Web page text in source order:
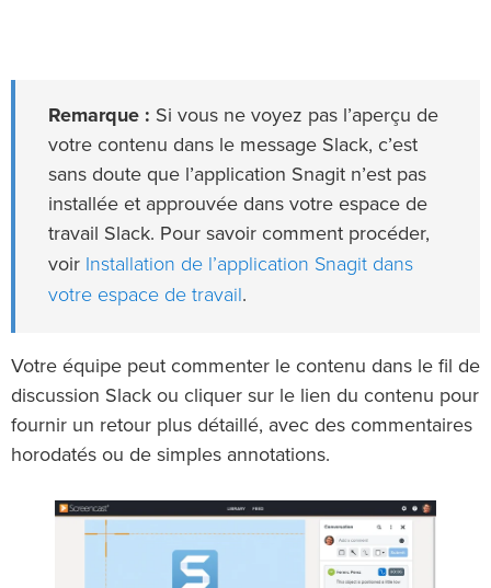
Remarque : Si vous ne voyez pas l’aperçu de
votre contenu dans le message Slack, c’est
sans doute que l’application Snagit n’est pas
installée et approuvée dans votre espace de
travail Slack. Pour savoir comment procéder,
voir Installation de l’application Snagit dans
votre espace de travail.
Votre équipe peut commenter le contenu dans le fil de
discussion Slack ou cliquer sur le lien du contenu pour
fournir un retour plus détaillé, avec des commentaires
horodatés ou de simples annotations.